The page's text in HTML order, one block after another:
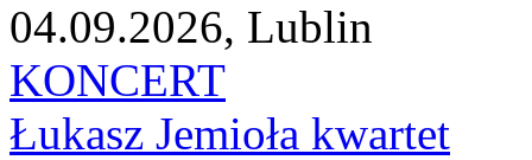
04.09.2026, Lublin
KONCERT
Łukasz Jemioła kwartet